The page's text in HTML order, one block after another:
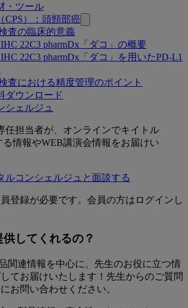
・ツール
CPS）：頭頸部癌
査の臨床的意義
22C3 pharmDx「ダコ」の概要
22C3 pharmDx「ダコ」を用いたPD-L1
査における精度管理のポイント
ダウンロード
シェルジュ
ルコンシェルジュと面談する
登録が必要です。会員の方はログインし
してくれるの？
関連情報を中心に、先生のお役に立つ情
てお届けいたします！先生からのご質問
お問い合わせください。